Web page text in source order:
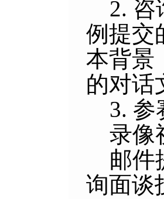
2. 咨
例提交
本背景
的对话
3. 参
录像
邮件
询面谈